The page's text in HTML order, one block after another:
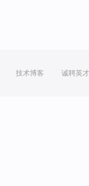
技术博客 诚聘英才